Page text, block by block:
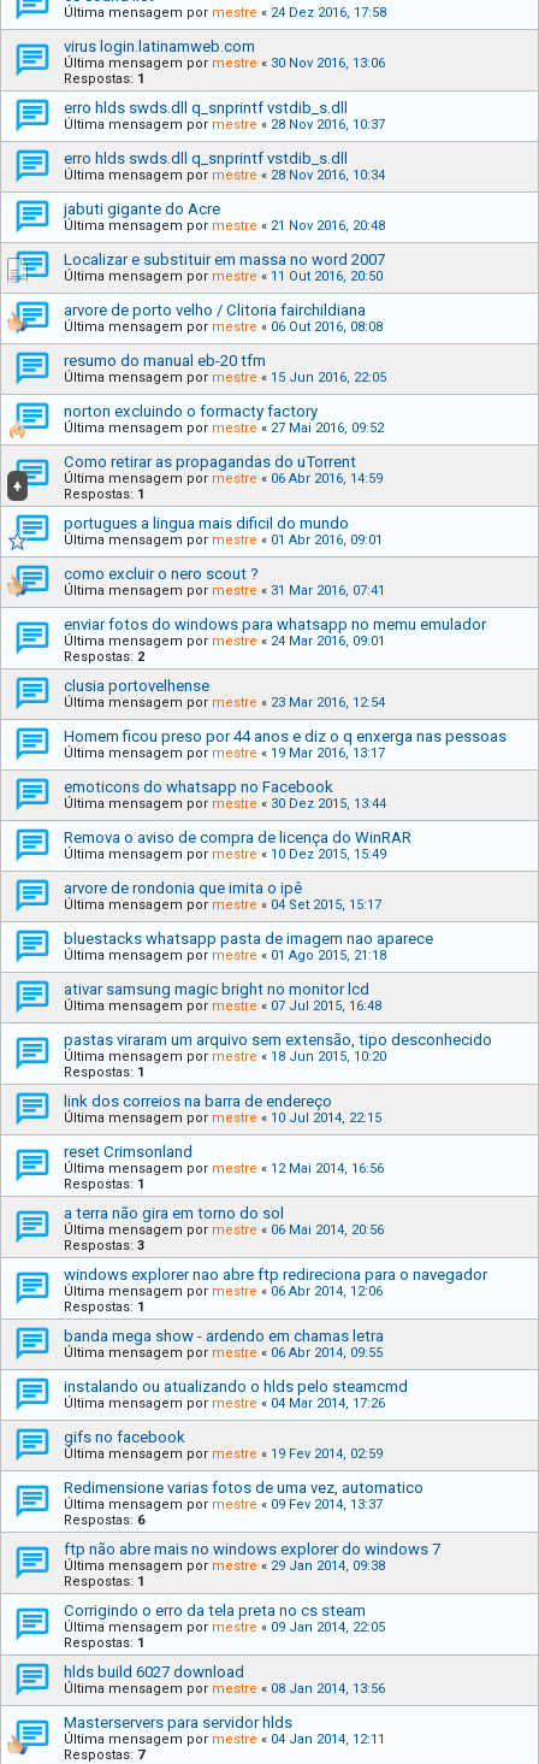
Última mensagem por mestre « 24 Dez 2016, 17:58
virus login.latinamweb.com
Última mensagem por mestre « 30 Nov 2016, 13:06
Respostas: 1
erro hlds swds.dll q_snprintf vstdib_s.dll
Última mensagem por mestre « 28 Nov 2016, 10:37
erro hlds swds.dll q_snprintf vstdib_s.dll
Última mensagem por mestre « 28 Nov 2016, 10:34
jabuti gigante do Acre
Última mensagem por mestre « 21 Nov 2016, 20:48
Localizar e substituir em massa no word 2007
Última mensagem por mestre « 11 Out 2016, 20:50
arvore de porto velho / Clitoria fairchildiana
Última mensagem por mestre « 06 Out 2016, 08:08
resumo do manual eb-20 tfm
Última mensagem por mestre « 15 Jun 2016, 22:05
norton excluindo o formacty factory
Última mensagem por mestre « 27 Mai 2016, 09:52
Como retirar as propagandas do uTorrent
Última mensagem por mestre « 06 Abr 2016, 14:59
Respostas: 1
portugues a lingua mais dificil do mundo
Última mensagem por mestre « 01 Abr 2016, 09:01
como excluir o nero scout ?
Última mensagem por mestre « 31 Mar 2016, 07:41
enviar fotos do windows para whatsapp no memu emulador
Última mensagem por mestre « 24 Mar 2016, 09:01
Respostas: 2
clusia portovelhense
Última mensagem por mestre « 23 Mar 2016, 12:54
Homem ficou preso por 44 anos e diz o q enxerga nas pessoas
Última mensagem por mestre « 19 Mar 2016, 13:17
emoticons do whatsapp no Facebook
Última mensagem por mestre « 30 Dez 2015, 13:44
Remova o aviso de compra de licença do WinRAR
Última mensagem por mestre « 10 Dez 2015, 15:49
arvore de rondonia que imita o ipê
Última mensagem por mestre « 04 Set 2015, 15:17
bluestacks whatsapp pasta de imagem nao aparece
Última mensagem por mestre « 01 Ago 2015, 21:18
ativar samsung magic bright no monitor lcd
Última mensagem por mestre « 07 Jul 2015, 16:48
pastas viraram um arquivo sem extensão, tipo desconhecido
Última mensagem por mestre « 18 Jun 2015, 10:20
Respostas: 1
link dos correios na barra de endereço
Última mensagem por mestre « 10 Jul 2014, 22:15
reset Crimsonland
Última mensagem por mestre « 12 Mai 2014, 16:56
Respostas: 1
a terra não gira em torno do sol
Última mensagem por mestre « 06 Mai 2014, 20:56
Respostas: 3
windows explorer nao abre ftp redireciona para o navegador
Última mensagem por mestre « 06 Abr 2014, 12:06
Respostas: 1
banda mega show - ardendo em chamas letra
Última mensagem por mestre « 06 Abr 2014, 09:55
instalando ou atualizando o hlds pelo steamcmd
Última mensagem por mestre « 04 Mar 2014, 17:26
gifs no facebook
Última mensagem por mestre « 19 Fev 2014, 02:59
Redimensione varias fotos de uma vez, automatico
Última mensagem por mestre « 09 Fev 2014, 13:37
Respostas: 6
ftp não abre mais no windows explorer do windows 7
Última mensagem por mestre « 29 Jan 2014, 09:38
Respostas: 1
Corrigindo o erro da tela preta no cs steam
Última mensagem por mestre « 09 Jan 2014, 22:05
Respostas: 1
hlds build 6027 download
Última mensagem por mestre « 08 Jan 2014, 13:56
Masterservers para servidor hlds
Última mensagem por mestre « 04 Jan 2014, 12:11
Respostas: 7